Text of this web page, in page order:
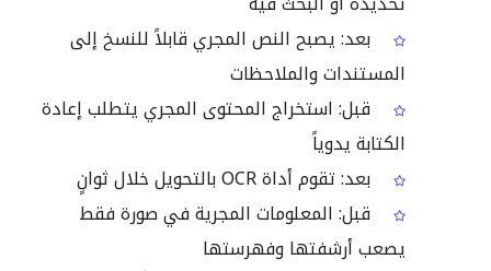
بعد: يصبح النص المجري قابلاً للنسخ إلى
المستندات والملاحظات
قبل: استخراج المحتوى المجري يتطلب إعادة
الكتابة يدوياً
بعد: تقوم أداة OCR بالتحويل خلال ثوانٍ
قبل: المعلومات المجرية في صورة فقط
يصعب أرشفتها وفهرستها